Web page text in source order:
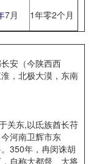
7月 1年零2个月
安（今陕西西
，北极大漠，东南
关东,以氐族酋长苻
河南卫辉市东
350年，冉闵诛胡
自称大都督、大将